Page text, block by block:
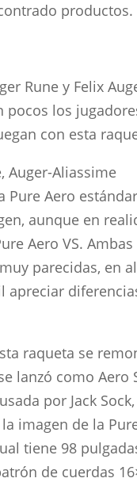
productos.
Rune y Felix
pocos los
con esta
Auger-Aliassime
Pure Aero
aunque en
Aero VS. Ambas
parecidas, en
apreciar
raqueta se
lanzó como Aero
por Jack
imagen de la
tiene 98
de cuerdas